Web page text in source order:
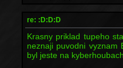
re: :D:D:D
Krasny priklad tupeho
neznaji puvodni vyznam
byl jeste na